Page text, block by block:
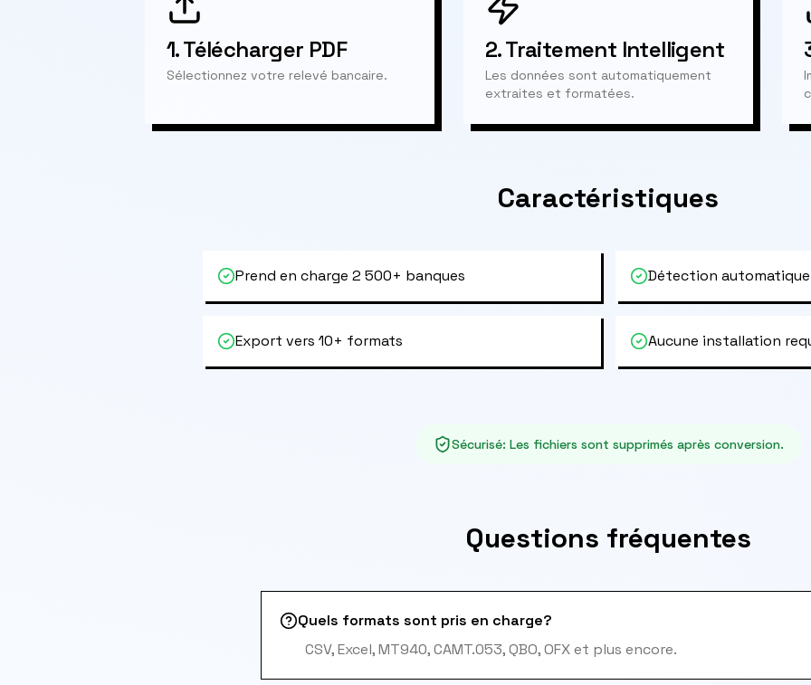
1.Télécharger PDF
Sélectionnez votre relevé bancaire.
2.Traitement Intelligent
Les données sont automatiquement
extraites et formatées.
Caractéristiques
Prend en charge 2 500+ banques Détection
Export vers 10+ formats Aucune installation
Sécurisé: Les fichiers sont supprimés après conversion.
Questions fréquentes
Quels formats sont pris en charge?
CSV, Excel, MT940, CAMT.053, QBO, OFX et plus encore.